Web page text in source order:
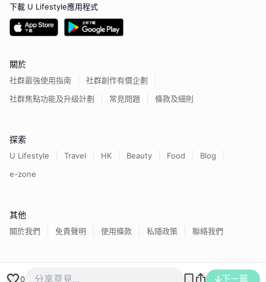
0 下一篇
下載 U Lifestyle應用程式
關於
社群最強使用指南
社群創作有價企劃
社群焦點功能及升級計劃
常見問題 條款及細則
探索
U Lifestyle Travel HK Beauty Food
Blog
e-zone
其他
關於我們 免責聲明 使用條款 私隱政策 聯絡我們
香港經濟日報版權所有©